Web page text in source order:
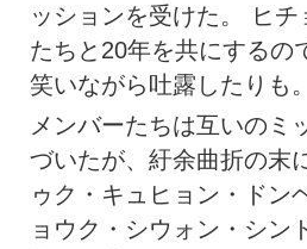
ッションを受けた。 ヒ
たちと20年を共にするの
笑いながら吐露したりも。
メンバーたちは互いのミ
づいたが、紆余曲折の末
ゥク・キュヒョン・ドン
ョウク・シウォン・シン